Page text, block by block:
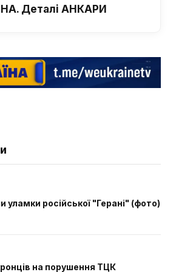
Деталі АНКАРИ
уламки російської "Герані" (фото)
на порушення ТЦК